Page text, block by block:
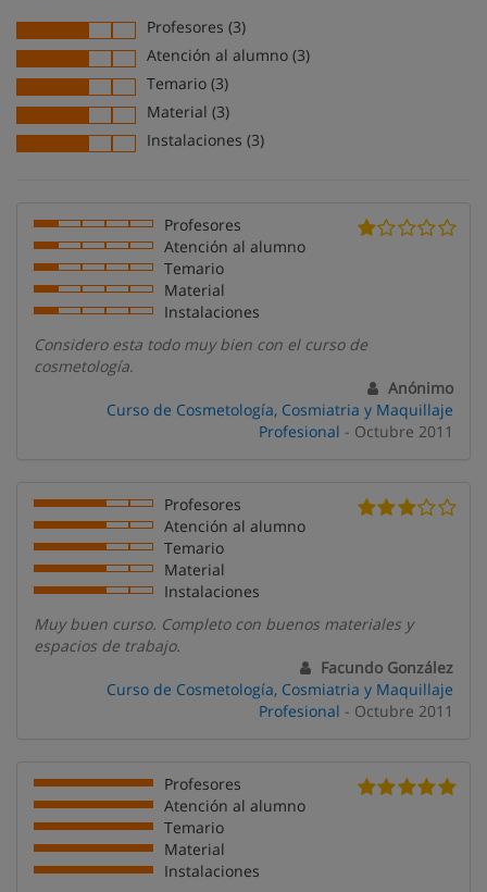
Profesores (3)
Atención al alumno (3)
Temario (3)
Material (3)
Instalaciones (3)
Profesores
Atención al alumno
Temario
Material
Instalaciones
Considero esta todo muy bien con el curso de
cosmetología.
Anónimo
Curso de Cosmetología, Cosmiatria y Maquillaje
Profesional - Octubre 2011
Profesores
Atención al alumno
Temario
Material
Instalaciones
Muy buen curso. Completo con buenos materiales y
espacios de trabajo.
Facundo González
Curso de Cosmetología, Cosmiatria y Maquillaje
Profesional - Octubre 2011
Profesores
Atención al alumno
Temario
Material
Instalaciones